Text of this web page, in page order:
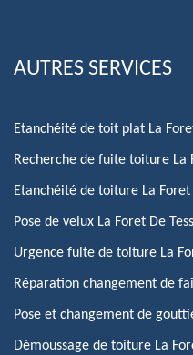
AUTRES SERVICES
Etanchéité de toit plat La
Recherche de fuite toiture La
Etanchéité de toiture La Foret
Pose de velux La Foret De
Urgence fuite de toiture La
Réparation changement de
Pose et changement de
Démoussage de toiture La